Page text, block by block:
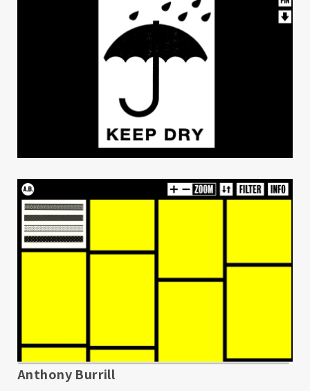
Anthony Burrill